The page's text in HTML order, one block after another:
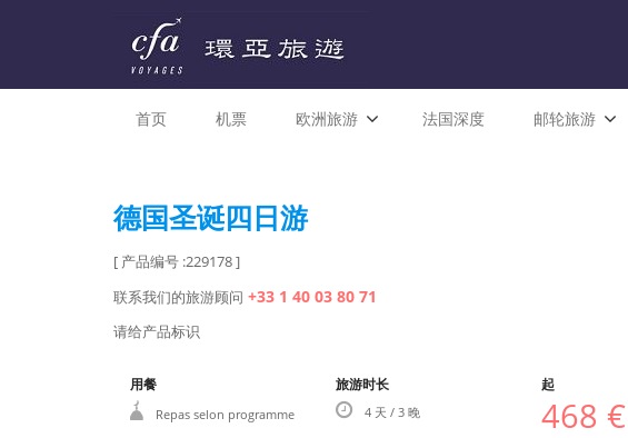
首页 机票 欧洲旅游 法国深度 邮轮旅游
德国圣诞四日游
[ 产品编号 :229178 ]
联系我们的旅游顾问 +33 1 40 03 80 71
请给产品标识
用餐
Repas selon programme
旅游时长
4 天 / 3 晚
起
468 €